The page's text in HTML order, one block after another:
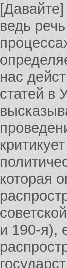
ведь
нас
статей в
которая
и 190-я),